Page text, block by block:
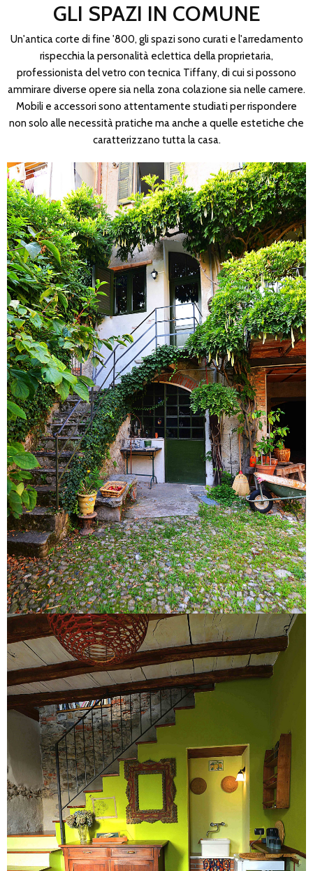
GLI SPAZI IN COMUNE
Un'antica corte di fine '800, gli spazi sono curati e l'arredamento
rispecchia la personalità eclettica della proprietaria,
professionista del vetro con tecnica Tiffany, di cui si possono
ammirare diverse opere sia nella zona colazione sia nelle camere.
Mobili e accessori sono attentamente studiati per rispondere
non solo alle necessità pratiche ma anche a quelle estetiche che
caratterizzano tutta la casa.